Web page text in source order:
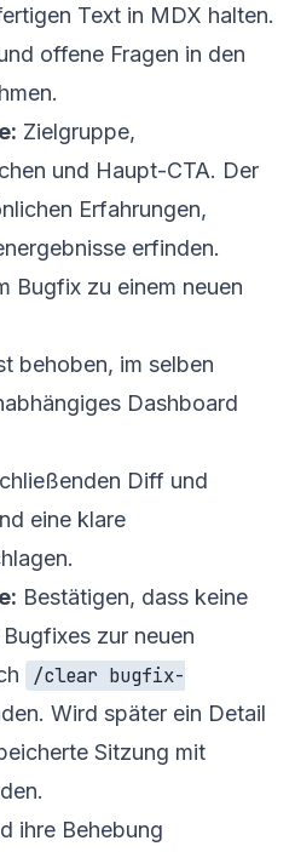
Text in MDX halten.
offene Fragen in den
Zielgruppe,
und Haupt-CTA. Der
Erfahrungen,
erfinden.
Bugfix zu einem neuen
behoben, im selben
Dashboard
Diff und
eine klare
Bestätigen, dass keine
zur neuen
/clear bugfix-
Wird später ein Detail
Sitzung mit
ihre Behebung